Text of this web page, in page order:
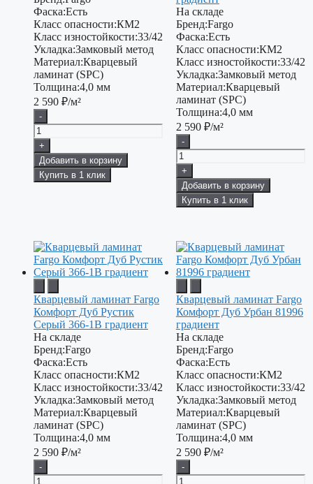
Фаска:Есть
Класс опасности:КМ2
Класс изностойкости:33/42
Укладка:Замковый метод
Материал:Кварцевый
ламинат (SPC)
Толщина:4,0 мм
2 590 ₽/м²
-
+
Добавить в корзину
Купить в 1 клик
На складе
Бренд:Fargo
Фаска:Есть
Класс опасности:КМ2
Класс изностойкости:33/42
Укладка:Замковый метод
Материал:Кварцевый
ламинат (SPC)
Толщина:4,0 мм
2 590 ₽/м²
-
+
Добавить в корзину
Купить в 1 клик
Кварцевый ламинат Fargo
Комфорт Дуб Рустик
Серый 366-1В градиент
На складе
Бренд:Fargo
Фаска:Есть
Класс опасности:КМ2
Класс изностойкости:33/42
Укладка:Замковый метод
Материал:Кварцевый
ламинат (SPC)
Толщина:4,0 мм
2 590 ₽/м²
-
Кварцевый ламинат Fargo
Комфорт Дуб Урбан 81996
градиент
На складе
Бренд:Fargo
Фаска:Есть
Класс опасности:КМ2
Класс изностойкости:33/42
Укладка:Замковый метод
Материал:Кварцевый
ламинат (SPC)
Толщина:4,0 мм
2 590 ₽/м²
-